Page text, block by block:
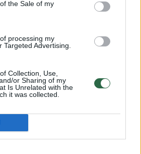
the Sale of my
processing my
Targeted Advertising.
Collection, Use,
or Sharing of my
Is Unrelated with the
it was collected.
sirgalė. Ši teigė, kad
negauna jokios
o pats komentatorius jos
prašom, kad tik
padėtų mūsų komandai. O
komentatoriaus... Juk tie,
suprantate, jog man